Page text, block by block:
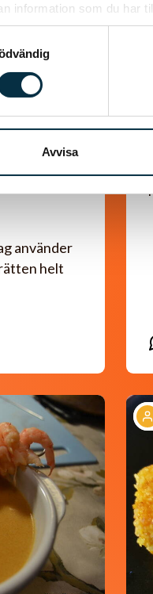
information som du har
Avvisa
använder
helt